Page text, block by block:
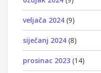
veljača 2024 (9)
siječanj 2024 (8)
prosinac 2023 (14)